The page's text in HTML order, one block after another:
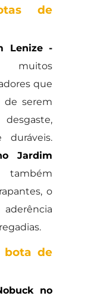
de
Lenize -
muitos
que
de serem
duráveis.
Jardim
também
o
bota de
no